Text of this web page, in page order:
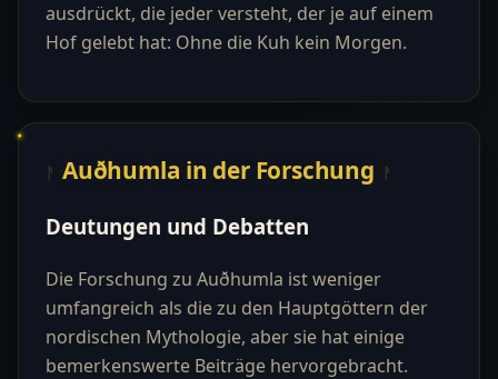
ausdrückt, die jeder versteht, der je auf einem
Hof gelebt hat: Ohne die Kuh kein Morgen.
Auðhumla in der Forschung
Deutungen und Debatten
Die Forschung zu Auðhumla ist weniger
umfangreich als die zu den Hauptgöttern der
nordischen Mythologie, aber sie hat einige
bemerkenswerte Beiträge hervorgebracht.